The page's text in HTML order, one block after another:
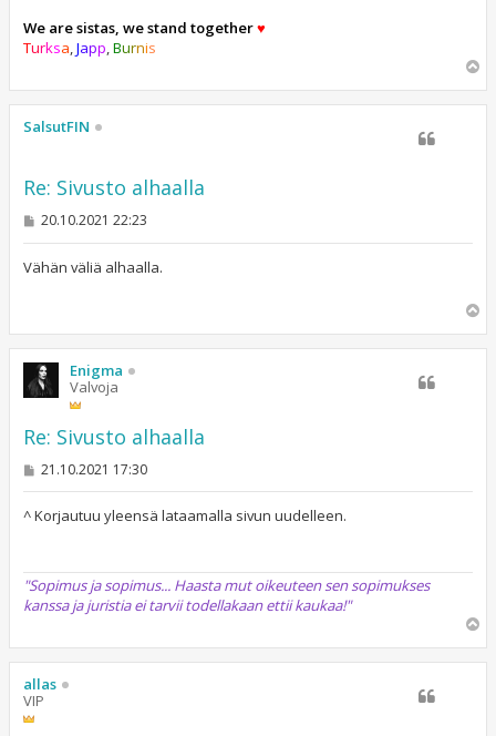
We are sistas, we stand together♥
Turksa,Japp,Burnis
ö
SalsutFIN
Re: Sivusto alhaalla
V
e
s
20.10.2021 22:23
Vähän väliä alhaalla.
ö
Enigma
Valvoja
Re: Sivusto alhaalla
V
s
21.10.2021 17:30
^ Korjautuu yleensä lataamalla sivun uudelleen.
"Sopimus ja sopimus... Haasta mut oikeuteen sen sopimukses
kanssa ja juristia ei tarvii todellakaan ettii kaukaa!"
ö
allas
VIP